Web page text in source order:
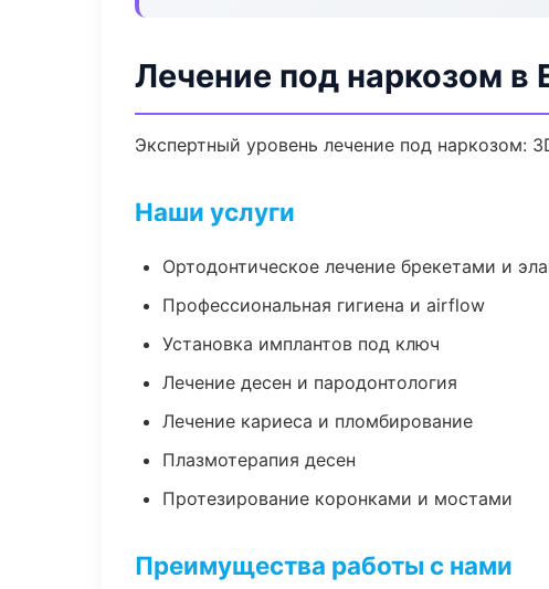
Лечение под наркозом в
Экспертный уровень лечение под наркозом:
Наши услуги
Ортодонтическое лечение брекетами и
Профессиональная гигиена и airflow
Установка имплантов под ключ
Лечение десен и пародонтология
Лечение кариеса и пломбирование
Плазмотерапия десен
Протезирование коронками и мостами
Преимущества работы с нами